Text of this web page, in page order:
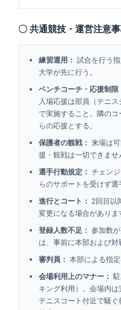
〇 共通競技・運営注意
練習運用： 試合を行う
大学が先に行う。
ベンチコーチ・応援制限
入場応援は部員（テニ
で実施すること。隣の
らの応援とする。
保護者の観戦： 来場は
援・観戦は一切できませ
選手行動規定： チェン
らのサポートを受けず選
進行とコート： 2回目以
変更になる場合がありま
登録人数不足： 参加数
は、事前に本部および対
審判員： 本部による指定
会場利用上のマナー：
キング利用）。会場内
テニスコート付近で騒